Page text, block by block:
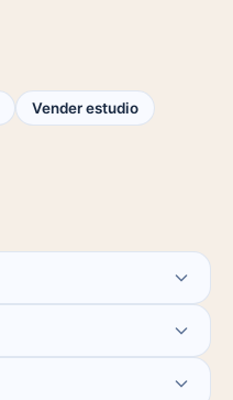
Vender estudio